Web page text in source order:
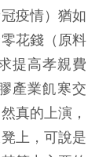
疫情）猶如
花錢（原料
提高孝親費
產業飢寒交
真的上演，
上，可說是